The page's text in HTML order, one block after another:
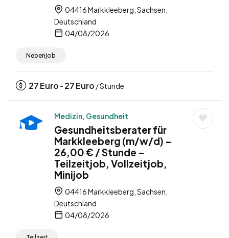
04416 Markkleeberg, Sachsen,
Deutschland
04/08/2026
Nebenjob
27Euro - 27Euro / Stunde
Medizin, Gesundheit
Gesundheitsberater für
Markkleeberg (m/w/d) –
26,00 € / Stunde –
Teilzeitjob, Vollzeitjob,
Minijob
04416 Markkleeberg, Sachsen,
Deutschland
04/08/2026